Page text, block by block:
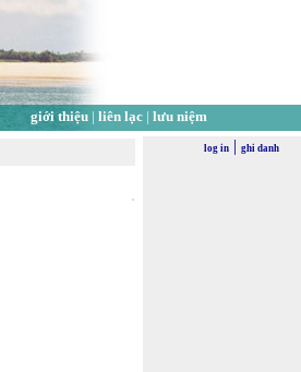
giới thiệu| liên lạc| lưu niệm
log in| ghi danh